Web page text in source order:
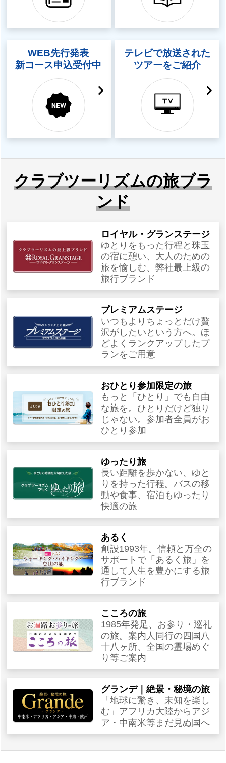
WEB先行発表
新コース申込受付中
テレビで放送された
ツアーをご紹介
クラブツーリズムの旅ブラ
ンド
ロイヤル・グランステージ
ゆとりをもった行程と珠玉
の宿に憩い、大人のための
旅を愉しむ、弊社最上級の
旅行ブランド
プレミアムステージ
いつもよりちょっとだけ贅
沢がしたいという方へ。ほ
どよくランクアップしたプ
ランをご用意
おひとり参加限定の旅
もっと「ひとり」でも自由
な旅を。ひとりだけど独り
じゃない。参加者全員がお
ひとり参加
ゆったり旅
長い距離を歩かない、ゆと
りを持った行程。バスの移
動や食事、宿泊もゆったり
快適の旅
あるく
創設1993年。信頼と万全の
サポートで「あるく旅」を
通して人生を豊かにする旅
行ブランド
こころの旅
1985年発足、お参り・巡礼
の旅。案内人同行の四国八
十八ヶ所、全国の霊場めぐ
り等ご案内
グランデ｜絶景・秘境の旅
「地球に驚き、未知を楽し
む」アフリカ大陸からアジ
ア・中南米等まだ見ぬ国へ